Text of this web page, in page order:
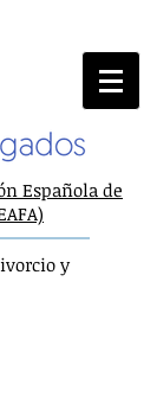
Española de
y